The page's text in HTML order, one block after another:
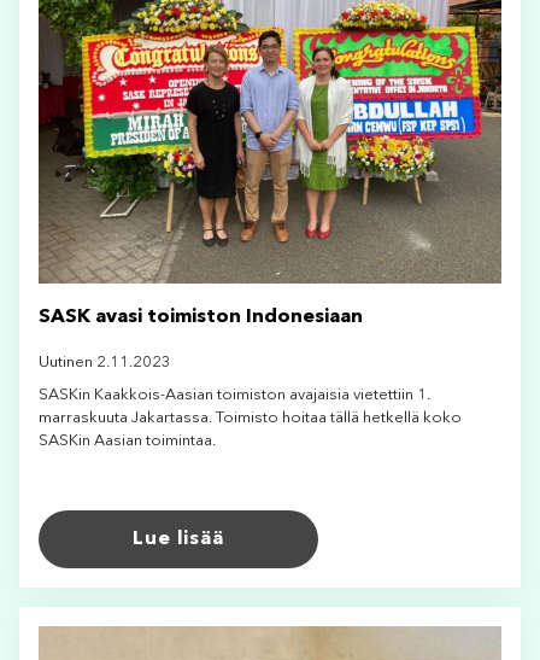
SASK avasi toimiston Indonesiaan
Uutinen 2.11.2023
SASKin Kaakkois-Aasian toimiston avajaisia vietettiin 1.
marraskuuta Jakartassa. Toimisto hoitaa tällä hetkellä koko
SASKin Aasian toimintaa.
Lue lisää